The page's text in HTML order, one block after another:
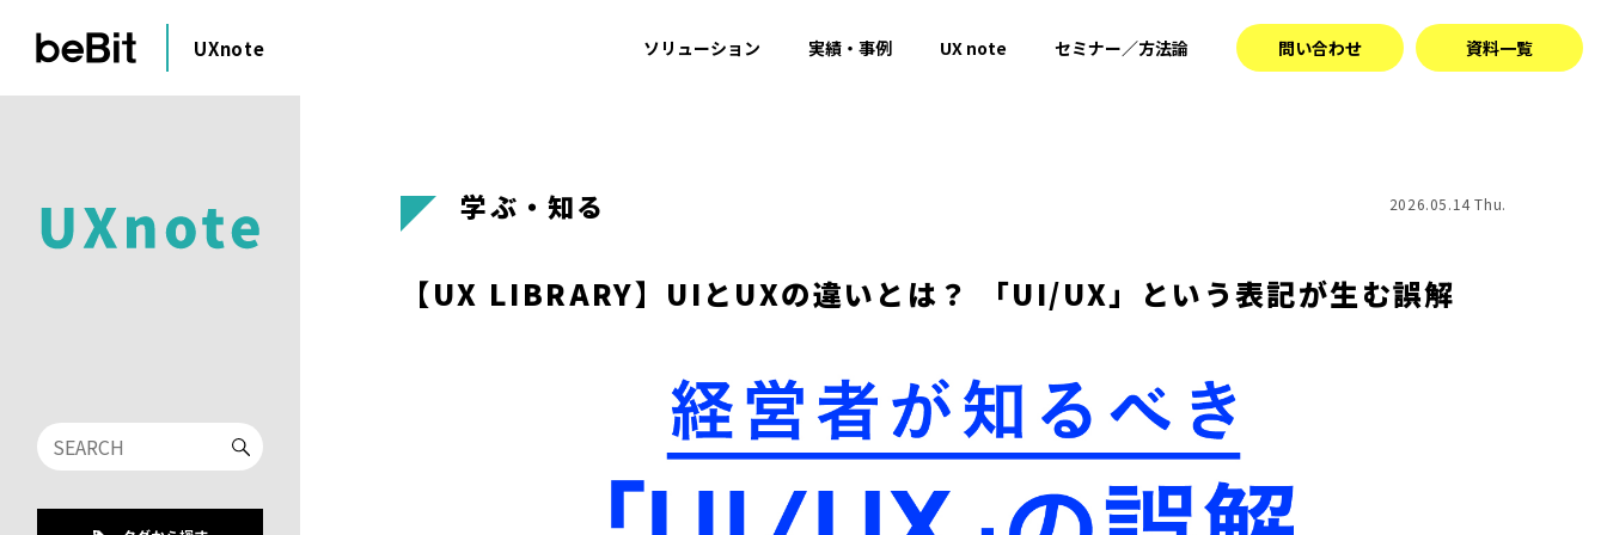
UXnote ソリューション 実績・事例 UX note セミナー／方法論 問い合わせ 資料一覧
学ぶ・知る
【UX LIBRARY】UIとUXの違いとは？ 「UI/UX」という表記が生む誤解
2026.05.14 Thu.